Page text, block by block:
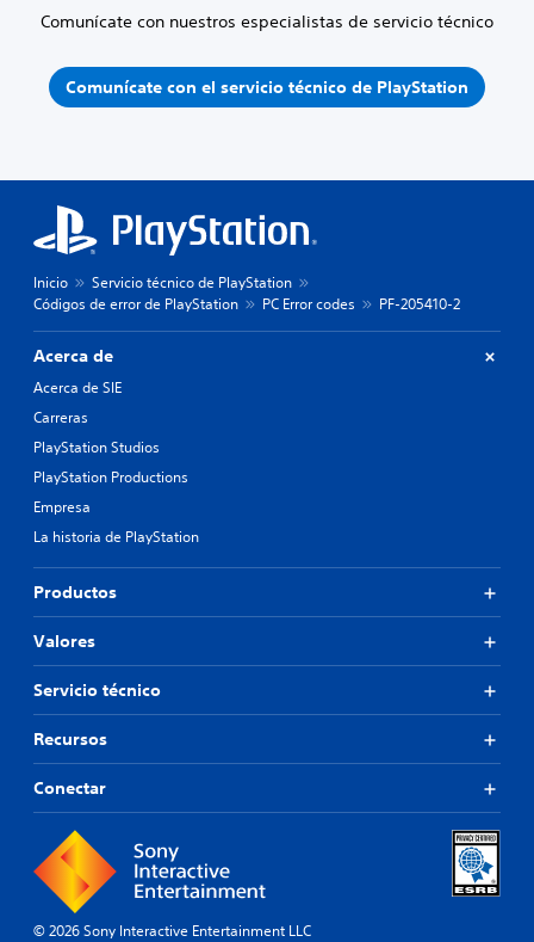
Comunícate con nuestros especialistas de servicio técnico
Comunícate con el servicio técnico de PlayStation
Inicio
Servicio técnico de PlayStation
Códigos de error de PlayStation
PC Error codes PF-205410-2
Acerca de
Acerca de SIE
Carreras
PlayStation Studios
PlayStation Productions
Empresa
La historia de PlayStation
Productos
Valores
Servicio técnico
Recursos
Conectar
© 2026 Sony Interactive Entertainment LLC